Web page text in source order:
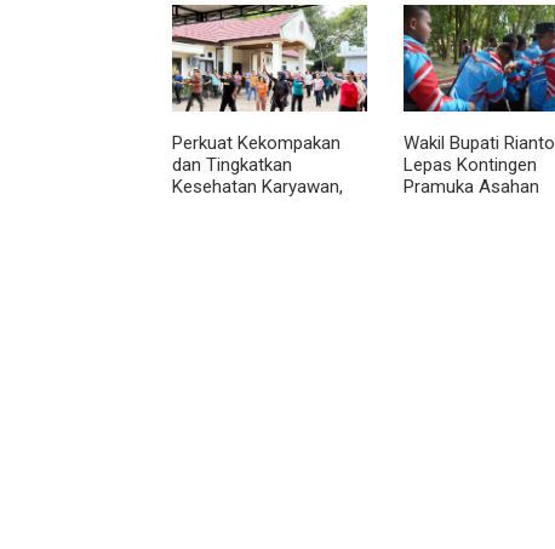
Perkuat Kekompakan
dan Tingkatkan
Kesehatan Karyawan,
Wakil Bupati Rianto
Lepas Kontingen
Pramuka Asahan